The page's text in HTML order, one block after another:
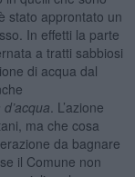
stato approntato un
In effetti la parte
a tratti sabbiosi
di acqua dal
. L’azione
ma che cosa
da bagnare
il Comune non